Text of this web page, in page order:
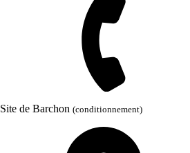
Site de Barchon (conditionnement)